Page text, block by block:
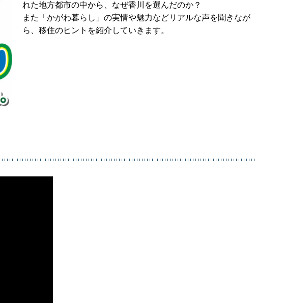
れた地方都市の中から、なぜ香川を選んだのか？
また「かがわ暮らし」の実情や魅力などリアルな声を聞きなが
ら、移住のヒントを紹介していきます。